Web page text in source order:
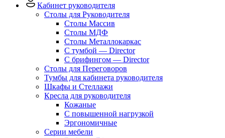
Кабинет руководителя
Столы для Руководителя
Столы Массив
Столы МДФ
Столы Металлокаркас
С тумбой — Director
C брифингом — Director
Столы для Переговоров
Тумбы для кабинета руководителя
Шкафы и Стеллажи
Кресла для руководителя
Кожаные
С повышенной нагрузкой
Эргономичные
Серии мебели